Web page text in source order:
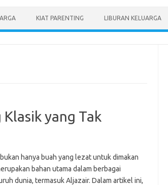
KIAT PARENTING LIBURAN KELUARGA
yang Tak
hanya buah yang lezat untuk dimakan
bahan utama dalam berbagai
dunia, termasuk Aljazair. Dalam artikel ini,